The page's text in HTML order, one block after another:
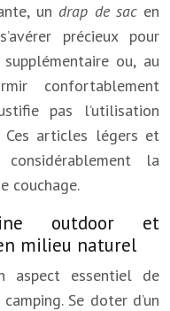
un drap de sac en
précieux pour
ou, au
confortablement
pas l’utilisation
Ces articles légers et
la
couchage.
outdoor et
milieu naturel
aspect essentiel de
Se doter d’un